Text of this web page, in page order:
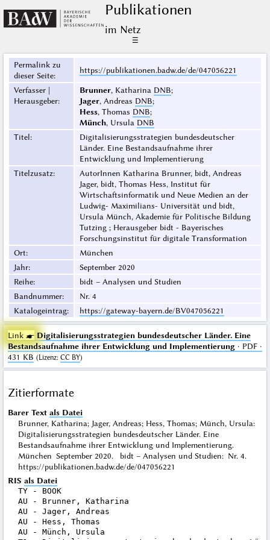
Publikationen
im Netz
☰
Permalink zu
dieser Seite:
https://publikationen.badw.de/de/047056221
Verfasser |
Herausgeber:
Brunner, Katharina DNB;
Jager, Andreas DNB;
Hess, Thomas DNB;
Münch, Ursula DNB
Titel:
Digitalisierungsstrategien bundesdeutscher
Länder. Eine Bestandsaufnahme ihrer
Entwicklung und Implementierung
Titelzusatz:
AutorInnen Katharina Brunner, bidt, Andreas
Jager, bidt, Thomas Hess, Institut für
Wirtschaftsinformatik und Neue Medien an der
Ludwig- Maximilians- Universität und bidt,
Ursula Münch, Akademie für Politische Bildung
Tutzing ; Herausgeber bidt - Bayerisches
Forschungsinstitut für digitale Transformation
Ort:
München
Jahr:
September 2020
Reihe:
bidt – Analysen und Studien
Bandnummer:
Nr. 4
Katalogeintrag: https://gateway-bayern.de/BV047056221
Link ☛ Digitalisierungsstrategien bundesdeutscher Länder. Eine
Bestandsaufnahme ihrer Entwicklung und Implementierung· PDF ·
431 KB (Lizenz: CC BY)
Zitierformate
Barer Text als Datei
Brunner, Katharina; Jager, Andreas; Hess, Thomas; Münch, Ursula:
Digitalisierungsstrategien bundesdeutscher Länder. Eine
Bestandsaufnahme ihrer Entwicklung und Implementierung.
München September 2020. bidt – Analysen und Studien: Nr. 4.
https://publikationen.badw.de/de/047056221
RIS als Datei
TY - BOOK
AU - Brunner, Katharina
AU - Jager, Andreas
AU - Hess, Thomas
AU - Münch, Ursula